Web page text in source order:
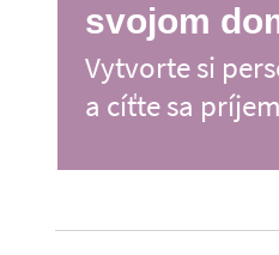
svojom
Vytvorte si
a cíťte sa